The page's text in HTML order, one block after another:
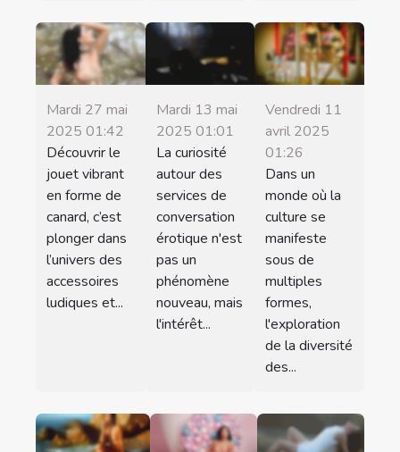
Mardi 27 mai
2025 01:42
Découvrir le
jouet vibrant
en forme de
canard, c’est
plonger dans
l’univers des
accessoires
ludiques et...
Mardi 13 mai
2025 01:01
La curiosité
autour des
services de
conversation
érotique n'est
pas un
phénomène
nouveau, mais
l'intérêt...
Vendredi 11
avril 2025
01:26
Dans un
monde où la
culture se
manifeste
sous de
multiples
formes,
l'exploration
de la diversité
des...